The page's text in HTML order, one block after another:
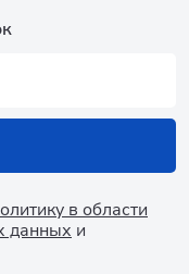
в области
данных и